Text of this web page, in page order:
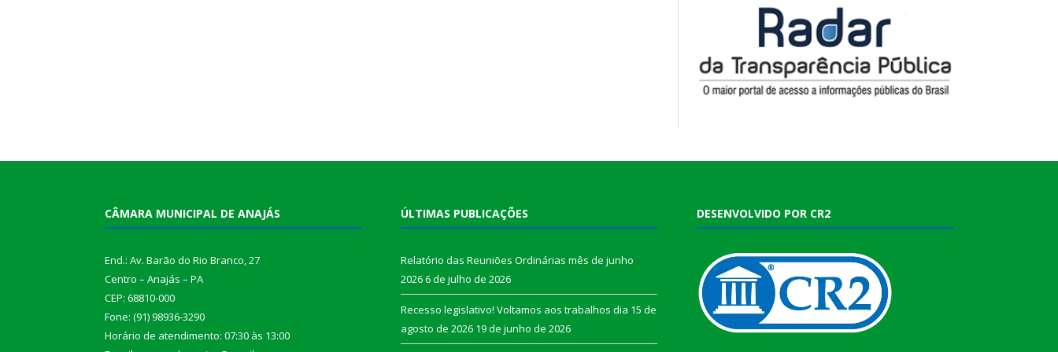
CÂMARA MUNICIPAL DE ANAJÁS
End.: Av. Barão do Rio Branco, 27
Centro – Anajás – PA
CEP: 68810-000
Fone: (91) 98936-3290
Horário de atendimento: 07:30 às 13:00
ÚLTIMAS PUBLICAÇÕES
Relatório das Reuniões Ordinárias mês de junho
20266 de julho de 2026
Recesso legislativo! Voltamos aos trabalhos dia 15 de
agosto de 2026 19 de junho de 2026
DESENVOLVIDO POR CR2